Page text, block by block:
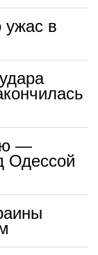
ужас в
—
Одессой